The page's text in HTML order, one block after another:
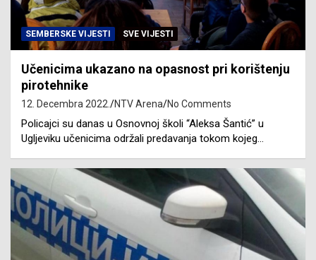
SEMBERSKE VIJESTI SVE VIJESTI
Učenicima ukazano na opasnost pri korištenju
pirotehnike
12. Decembra 2022. NTV Arena No Comments
Policajci su danas u Osnovnoj školi “Aleksa Šantić” u
Ugljeviku učenicima održali predavanja tokom kojeg…